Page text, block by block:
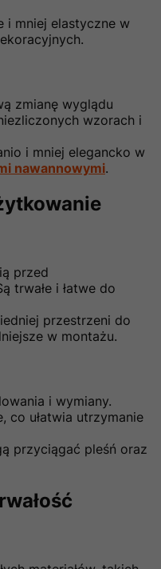
i mniej elastyczne w
zmianę wyglądu
wzorach i
i mniej elegancko w
nawannowymi.
przed
trwałe i łatwe do
przestrzeni do
w montażu.
i wymiany.
co ułatwia utrzymanie
przyciągać pleśń oraz